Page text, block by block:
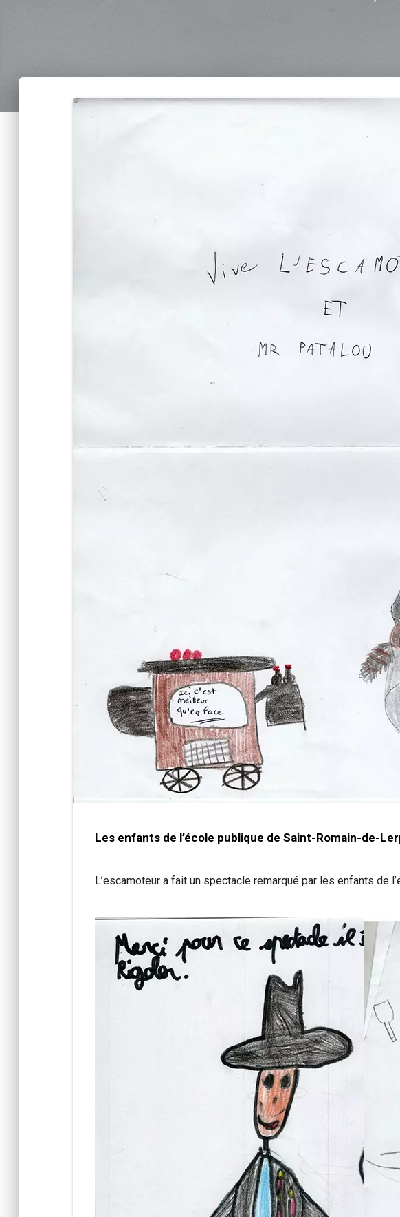
Les enfants de l’école publique de Saint-Romain-de-
L’escamoteur a fait un spectacle remarqué par les enfants de